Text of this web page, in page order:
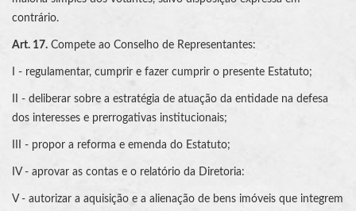
contrário.
Art. 17. Compete ao Conselho de Representantes:
I - regulamentar, cumprir e fazer cumprir o presente Estatuto;
II - deliberar sobre a estratégia de atuação da entidade na defesa
dos interesses e prerrogativas institucionais;
III - propor a reforma e emenda do Estatuto;
IV - aprovar as contas e o relatório da Diretoria:
V - autorizar a aquisição e a alienação de bens imóveis que integrem